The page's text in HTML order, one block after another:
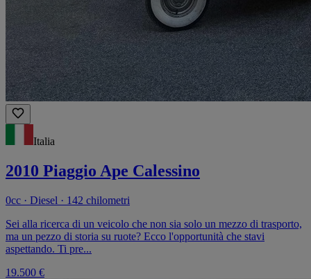
Italia
2010 Piaggio Ape Calessino
0cc · Diesel · 142 chilometri
Sei alla ricerca di un veicolo che non sia solo un mezzo di trasporto,
ma un pezzo di storia su ruote? Ecco l'opportunità che stavi
aspettando. Ti pre...
19.500 €